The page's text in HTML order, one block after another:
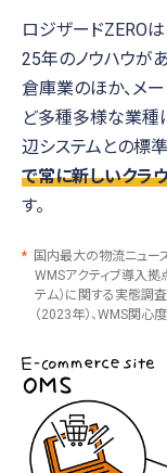
ロジザードZEROは
25年のノウハウが
倉庫業のほか、メ
ど多種多様な業種
辺システムとの標
で常に新しいクラ
す。
* 国内最大の物流ニュー
WMSアクティブ導入拠
テム）に関する実態調
（2023年）、WMS関心